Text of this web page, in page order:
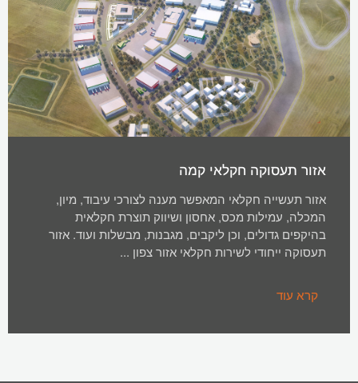
אזור תעסוקה חקלאי קמה
אזור תעשייה חקלאי המאפשר מענה לצורכי עיבוד, מיון,
המכלה, עמילות מכס, אחסון ושיווק תוצרת חקלאית
בהיקפים גדולים, וכן ליקבים, מגבנות, מבשלות ועוד. אזור
תעסוקה ייחודי לשירות חקלאי אזור צפון ...
קרא עוד